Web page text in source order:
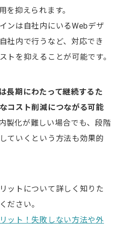
を抑えられます。
ンは自社内にいるWebデザ
社内で行うなど、対応でき
トを抑えることが可能です。
長期にわたって継続するた
コスト削減につながる可能
製化が難しい場合でも、段階
ていくという方法も効果的
ットについて詳しく知りた
ださい。
ット！失敗しない方法や外